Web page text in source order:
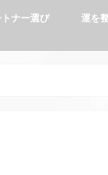
ナー選び 運を